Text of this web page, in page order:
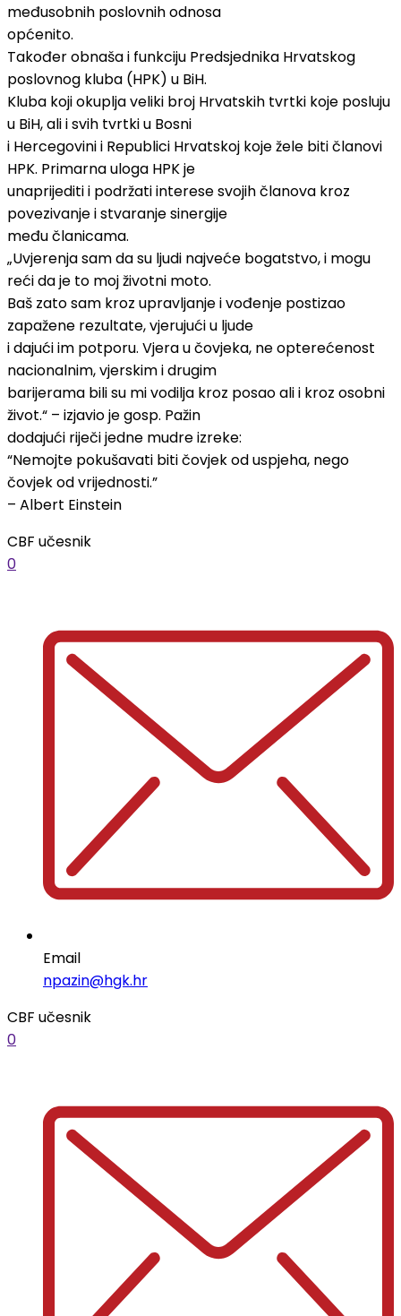
međusobnih poslovnih odnosa
općenito.
Također obnaša i funkciju Predsjednika Hrvatskog
poslovnog kluba (HPK) u BiH.
Kluba koji okuplja veliki broj Hrvatskih tvrtki koje posluju
u BiH, ali i svih tvrtki u Bosni
i Hercegovini i Republici Hrvatskoj koje žele biti članovi
HPK. Primarna uloga HPK je
unaprijediti i podržati interese svojih članova kroz
povezivanje i stvaranje sinergije
među članicama.
„Uvjerenja sam da su ljudi najveće bogatstvo, i mogu
reći da je to moj životni moto.
Baš zato sam kroz upravljanje i vođenje postizao
zapažene rezultate, vjerujući u ljude
i dajući im potporu. Vjera u čovjeka, ne opterećenost
nacionalnim, vjerskim i drugim
barijerama bili su mi vodilja kroz posao ali i kroz osobni
život.“ – izjavio je gosp. Pažin
dodajući riječi jedne mudre izreke:
“Nemojte pokušavati biti čovjek od uspjeha, nego
čovjek od vrijednosti.”
– Albert Einstein
CBF učesnik
0
Email
npazin@hgk.hr
CBF učesnik
0